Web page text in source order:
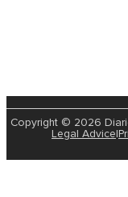
Copyright © 2026
Legal Advice|